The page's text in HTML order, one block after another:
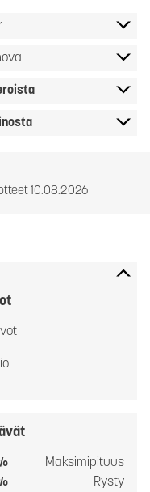
10.08.2026
Maksimipituus
Rysty